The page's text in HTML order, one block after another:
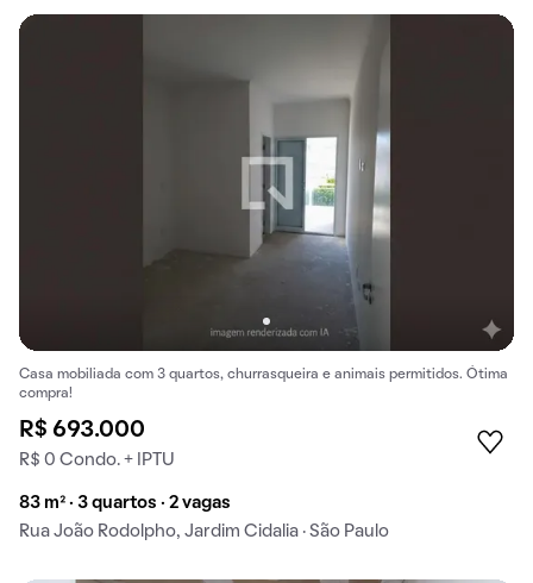
Casa mobiliada com 3 quartos, churrasqueira e animais permitidos. Ótima
compra!
R$ 693.000
R$ 0 Condo. + IPTU
83 m² · 3 quartos · 2 vagas
Rua João Rodolpho, Jardim Cidalia · São Paulo